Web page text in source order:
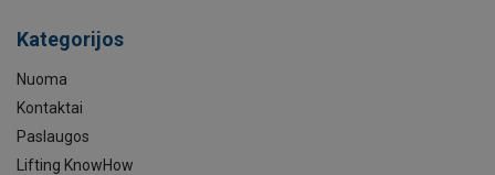
Kategorijos
Nuoma
Kontaktai
Paslaugos
Lifting KnowHow